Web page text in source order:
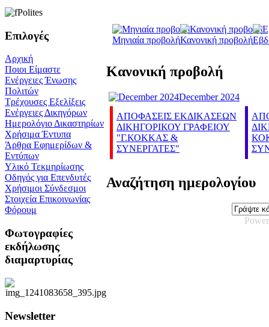
Επιλογές
Αρχική
Ποιοι Είμαστε
Ενέργειες Ένωσης
Πολιτών
Τρέχουσες Εξελίξεις
Ενέργειες Δικηγόρων
Ημερολόγιο Δικαστηρίων
Χρήσιμα Έντυπα
Άρθρα Εφημερίδων &
Εντύπων
Υλικό Τεκμηρίωσης
Οδηγός για Επενδυτές
Χρήσιμοι Σύνδεσμοι
Στοιχεία Επικοινωνίας
Φόρουμ
Φωτογραφίες
εκδήλωσης
διαμαρτυρίας
Newsletter
Μηνιαία προβολήΚανονική προβολή
Κανονική προβολή
December 2024
ΑΠΟΦΑΣΕΙΣ ΕΚΔΙΚΑΣΕΩΝ
ΔΙΚΗΓΟΡΙΚΟΥ ΓΡΑΦΕΙΟΥ
"Γ.ΚΟΚΚΑΣ &
ΣΥΝΕΡΓΑΤΕΣ"
Αναζήτηση ημερολογίου